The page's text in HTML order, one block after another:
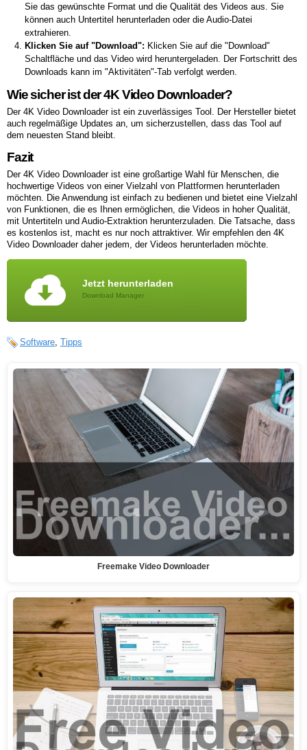
Sie das gewünschte Format und die Qualität des Videos aus. Sie
können auch Untertitel herunterladen oder die Audio-Datei
extrahieren.
Klicken Sie auf "Download": Klicken Sie auf die "Download"
Schaltfläche und das Video wird heruntergeladen. Der Fortschritt des
Downloads kann im "Aktivitäten"-Tab verfolgt werden.
Wie sicher ist der 4K Video Downloader?
Der 4K Video Downloader ist ein zuverlässiges Tool. Der Hersteller bietet
auch regelmäßige Updates an, um sicherzustellen, dass das Tool auf
dem neuesten Stand bleibt.
Fazit
Der 4K Video Downloader ist eine großartige Wahl für Menschen, die
hochwertige Videos von einer Vielzahl von Plattformen herunterladen
möchten. Die Anwendung ist einfach zu bedienen und bietet eine Vielzahl
von Funktionen, die es Ihnen ermöglichen, die Videos in hoher Qualität,
mit Untertiteln und Audio-Extraktion herunterzuladen. Die Tatsache, dass
es kostenlos ist, macht es nur noch attraktiver. Wir empfehlen den 4K
Video Downloader daher jedem, der Videos herunterladen möchte.
Jetzt herunterladen
Download Manager
Software, Tipps
Freemake Video Downloader